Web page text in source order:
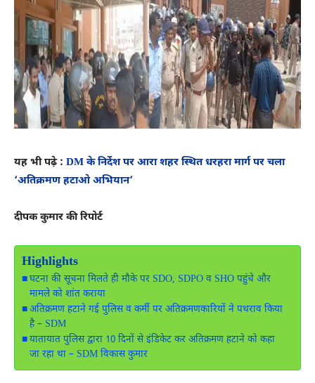
यह भी पढ़े : DM के निर्देश पर आरा शहर स्थित धरहरा मार्ग पर चला
‘अतिक्रमण हटाओ अभियान’
दीपक कुमार की रिपोर्ट
Highlights
घटना की सूचना मिलते ही मौके पर SDO, SDPO व SHO पहुंचे और
मामले को शांत कराया
अतिक्रमण हटाने गई पुलिस व कर्मी पर अतिक्रमणकारियों ने पथराव किया
है – SDM
यातायात पुलिस द्वारा 10 दिनों से इंडिकेट कर अतिक्रमण हटाने को कहा
जा रहा था – SDM विकास कुमार